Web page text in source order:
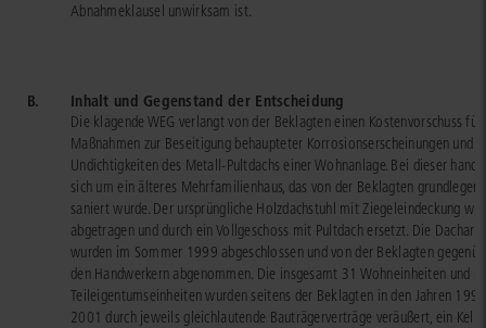
Abnahmeklausel unwirksam ist.
B. Inhalt und Gegenstand der Entscheidung
Die klagende WEG verlangt von der Beklagten einen Kostenvorschuss für
Maßnahmen zur Beseitigung behaupteter Korrosionserscheinungen und
Undichtigkeiten des Metall-Pultdachs einer Wohnanlage. Bei dieser
sich um ein älteres Mehrfamilienhaus, das von der Beklagten grundlegend
saniert wurde. Der ursprüngliche Holzdachstuhl mit Ziegeleindeckung
abgetragen und durch ein Vollgeschoss mit Pultdach ersetzt. Die
wurden im Sommer 1999 abgeschlossen und von der Beklagten
den Handwerkern abgenommen. Die insgesamt 31 Wohneinheiten und
Teileigentumseinheiten wurden seitens der Beklagten in den Jahren
2001 durch jeweils gleichlautende Bauträgerverträge veräußert, ein